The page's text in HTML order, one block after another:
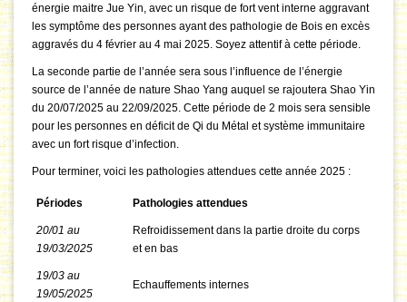
énergie maitre Jue Yin, avec un risque de fort vent interne aggravant
les symptôme des personnes ayant des pathologie de Bois en excès
aggravés du 4 février au 4 mai 2025. Soyez attentif à cette période.
La seconde partie de l’année sera sous l’influence de l’énergie
source de l’année de nature Shao Yang auquel se rajoutera Shao Yin
du 20/07/2025 au 22/09/2025. Cette période de 2 mois sera sensible
pour les personnes en déficit de Qi du Métal et système immunitaire
avec un fort risque d’infection.
Pour terminer, voici les pathologies attendues cette année 2025 :
Périodes Pathologies attendues
20/01 au
19/03/2025
Refroidissement dans la partie droite du corps
et en bas
19/03 au
19/05/2025
Echauffements internes